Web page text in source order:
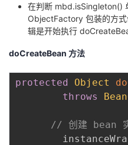
在判断 mbd.isSingleton()
ObjectFactory 包装的方
辑是开始执行
doCreateBean 方法
protected Object
throws
// 创建 bean 实